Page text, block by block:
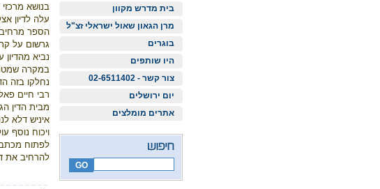
בית מדרש מקוון
מרן הגאון שאול ישראלי זצ"ל
בוגרים
היו שותפים
צור קשר - 02-6511402
יום ירושלים
אתרים מומלצים
בנושא
עלה לדיון
הספר מרחיב
גרשום על
נביא
במקרה
נחלקו בזה
רבי חיים
מבית הדין
איניש דלא
ויכוח נוסף
לפתוח
להרחיב את